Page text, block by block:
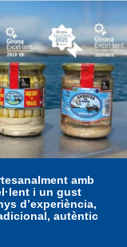
amb
i un gust
d’experiència,
autèntic